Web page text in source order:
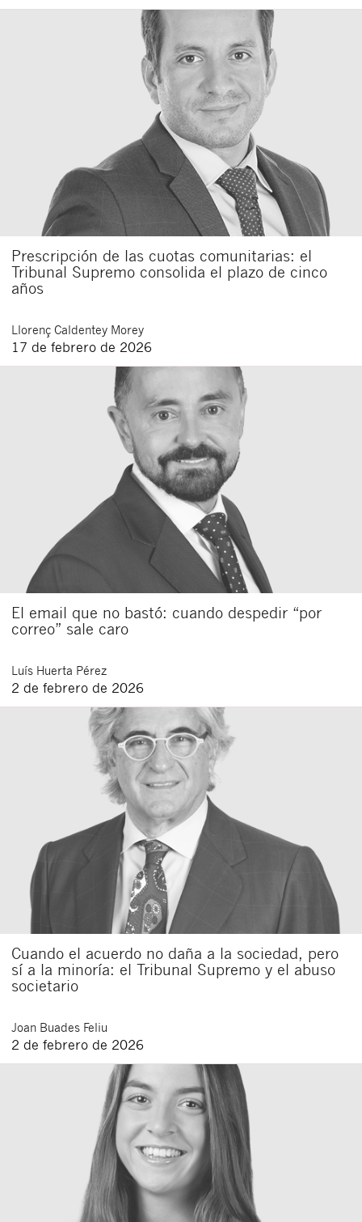
Prescripción de las cuotas comunitarias: el
Tribunal Supremo consolida el plazo de cinco
años
Llorenç Caldentey Morey
17 de febrero de 2026
El email que no bastó: cuando despedir “por
correo” sale caro
Luís Huerta Pérez
2 de febrero de 2026
Cuando el acuerdo no daña a la sociedad, pero
sí a la minoría: el Tribunal Supremo y el abuso
societario
Joan Buades Feliu
2 de febrero de 2026